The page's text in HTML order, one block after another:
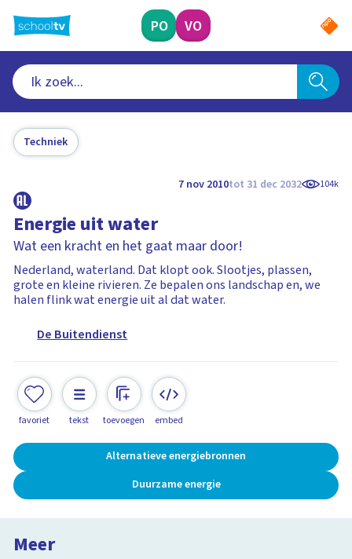
naar
hoofdinhoud
PO VO
Techniek
7 nov 2010tot 31 dec 2032 104k
Energie uit water
Wat een kracht en het gaat maar door!
Nederland, waterland. Dat klopt ook. Slootjes, plassen,
grote en kleine rivieren. Ze bepalen ons landschap en, we
halen flink wat energie uit al dat water.
De Buitendienst
favoriet tekst toevoegen embed
Alternatieve energiebronnen
Duurzame energie
Meer